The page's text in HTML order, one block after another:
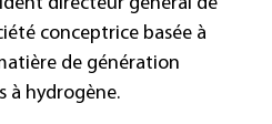
conceptrice basée à
de génération
à hydrogène.